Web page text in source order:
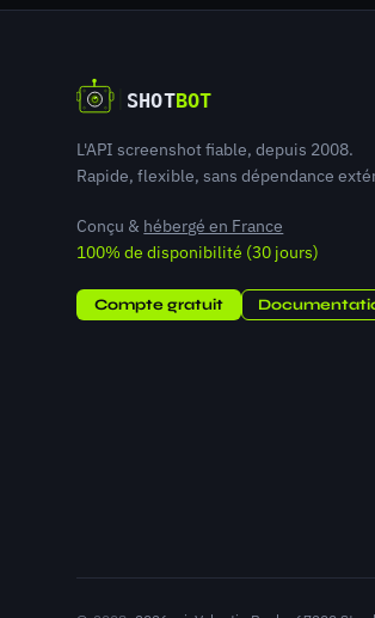
L'API screenshot fiable, depuis 2008.
Rapide, flexible, sans dépendance
Conçu & hébergé en France
100% de disponibilité (30 jours)
Compte gratuit